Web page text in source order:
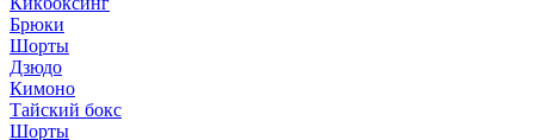
Брюки
Шорты
Дзюдо
Кимоно
Тайский бокс
Шорты